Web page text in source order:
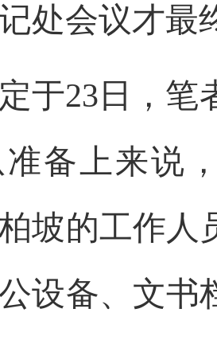
处会议才最
于23日，笔
备上来说
坡的工作人
设备、文书